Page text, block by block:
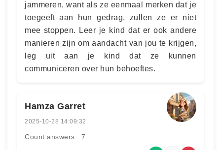
jammeren, want als ze eenmaal merken dat je
toegeeft aan hun gedrag, zullen ze er niet
mee stoppen. Leer je kind dat er ook andere
manieren zijn om aandacht van jou te krijgen,
leg uit aan je kind dat ze kunnen
communiceren over hun behoeftes.
Hamza Garret
2025-10-28 14:09:32
Count answers : 7